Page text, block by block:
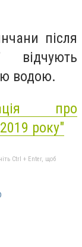
після
відчують
водою.
про
року"
Ctrl + Enter, щоб